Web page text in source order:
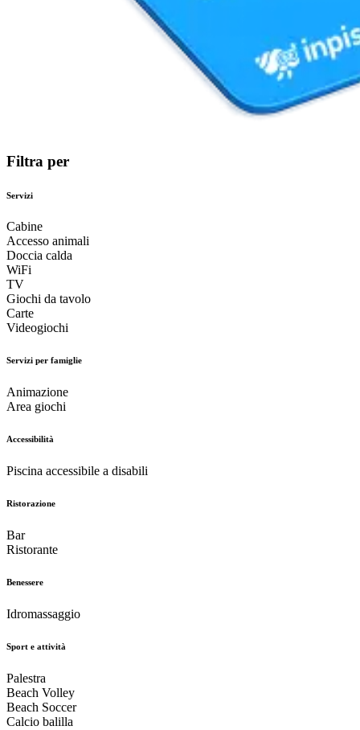
Filtra per
Servizi
Cabine
Accesso animali
Doccia calda
WiFi
TV
Giochi da tavolo
Carte
Videogiochi
Servizi per famiglie
Animazione
Area giochi
Accessibilità
Piscina accessibile a disabili
Ristorazione
Bar
Ristorante
Benessere
Idromassaggio
Sport e attività
Palestra
Beach Volley
Beach Soccer
Calcio balilla